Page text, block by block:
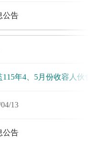
公告
115年4、5月份收容人伙食
13
公告